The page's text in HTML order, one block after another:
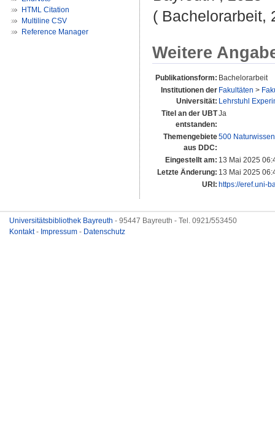
HTML Citation
Multiline CSV
Reference Manager
( Bachelorarbeit,
Weitere
Publikationsform: Bachelorarbeit
Institutionen der
Universität:
Fakultäten >
Lehrstuhl
Titel an der UBT
entstanden:
Ja
Themengebiete
aus DDC:
500
Eingestellt am: 13 Mai 2025
Letzte Änderung: 13 Mai 2025
URI: https://eref.uni-
Universitätsbibliothek Bayreuth - 95447 Bayreuth - Tel. 0921/553450
Kontakt- Impressum - Datenschutz